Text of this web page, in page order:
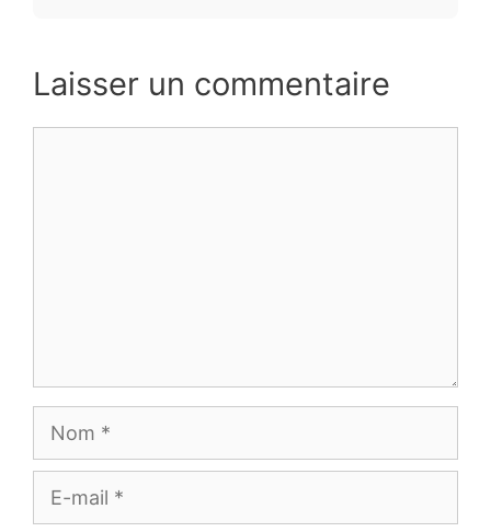
Laisser un commentaire